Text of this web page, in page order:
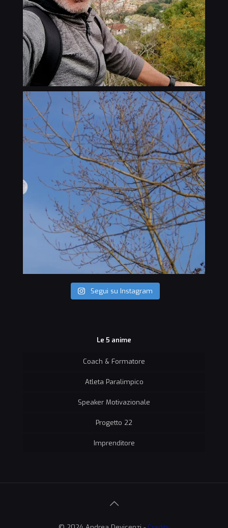
Segui su Instagram
Le 5 anime
Coach & Formatore
Atleta Paralimpico
Speaker Motivazionale
Progetto 22
Imprenditore